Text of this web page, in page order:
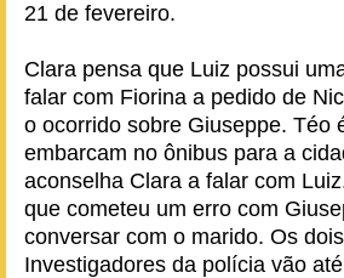
21 de fevereiro.
Clara pensa que Luiz possui
falar com Fiorina a pedido de
o ocorrido sobre Giuseppe. Téo
embarcam no ônibus para a
aconselha Clara a falar com
que cometeu um erro com
conversar com o marido. Os
Investigadores da polícia vão